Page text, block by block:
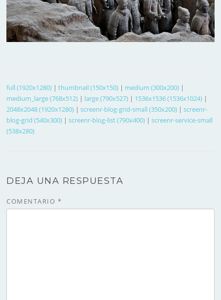
full (1920x1280) |thumbnail (150x150) | medium (300x200) |
medium_large (768x512) | large (790x527) | 1536x1536 (1536x1024) |
2048x2048 (1920x1280) |screenr-blog-grid-small (350x200) |screenr-
blog-grid (540x300) |screenr-blog-list (790x400) |screenr-service-small
(538x280)
DEJA UNA RESPUESTA
COMENTARIO *